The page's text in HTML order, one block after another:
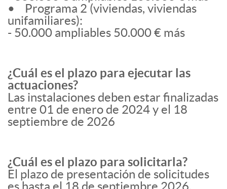
• Programa 2 (viviendas, viviendas
unifamiliares):
- 50.000 ampliables 50.000 € más
¿Cuál es el plazo para ejecutar las
actuaciones?
Las instalaciones deben estar finalizadas
entre 01 de enero de 2024 y el 18
septiembre de 2026
¿Cuál es el plazo para solicitarla?
El plazo de presentación de solicitudes
es hasta el 18 de septiembre 2026,